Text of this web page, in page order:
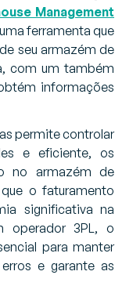
Management
ferramenta que
seu armazém de
com um também
informações
permite controlar
e eficiente, os
no armazém de
o faturamento
significativa na
operador 3PL, o
para manter
e garante as